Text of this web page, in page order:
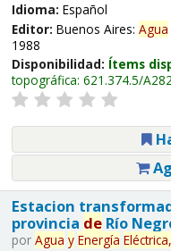
Idioma: Español
Editor: Buenos Aires: Agua
1988
Disponibilidad: Ítems
topográfica: 621.374.5/
Estacion
provincia deRío
por Agua y Energía Eléctrica,